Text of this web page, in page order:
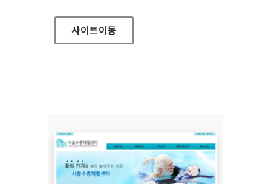
사이트이동